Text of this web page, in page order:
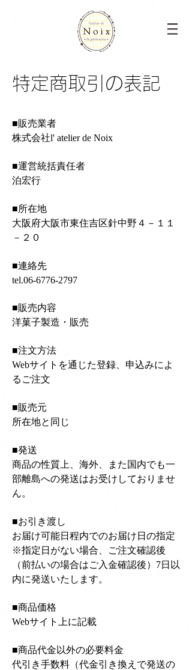
特定商取引の表記
■販売業者
株式会社l' atelier de Noix
■運営統括責任者
泊宏行
■所在地
大阪府大阪市東住吉区針中野４－１１
－２０
■連絡先
tel.06-6776-2797
■販売内容
洋菓子製造・販売
■注文方法
Webサイトを通じた登録、申込みによ
るご注文
■販売元
所在地と同じ
■発送
商品の性質上、海外、また国内でも一
部離島への発送はお受けしておりませ
ん。
■お引き渡し
お届け可能日程内でのお届け日の指定
※指定日がない場合、ご注文確認後
（前払いの場合はご⼊⾦確認後）7日以
内に発送いたします。
■商品価格
Webサイト上に記載
■商品代金以外の必要料金
代引き手数料（代金引き換えで発送の